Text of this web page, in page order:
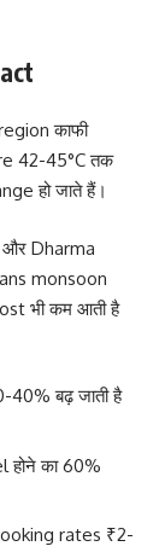
काफी
42-45°C तक
हो जाते हैं।
Dharma
monsoon
भी कम आती है
बढ़ जाती है
का 60%
rates ₹2-